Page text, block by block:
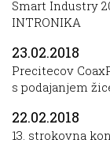
Smart Industry
INTRONIKA
23.02.2018
Precitecov
s podajanjem
22.02.2018
13. strokovna